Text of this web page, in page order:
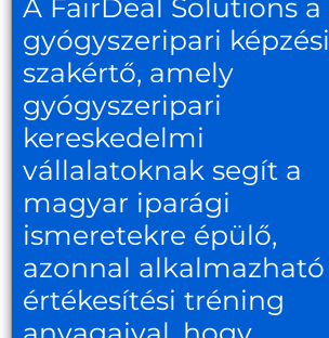
A FairDeal Solutions a
gyógyszeripari képzési
szakértő, amely
gyógyszeripari
kereskedelmi
vállalatoknak segít a
magyar iparági
ismeretekre épülő,
azonnal alkalmazható
értékesítési tréning